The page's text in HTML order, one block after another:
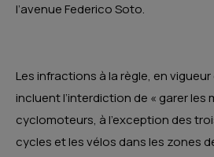
l’avenue Federico Soto.
Les infractions à la règle, en
incluent l’interdiction de « garer les
cyclomoteurs, à l’exception des
cycles et les vélos dans les zones